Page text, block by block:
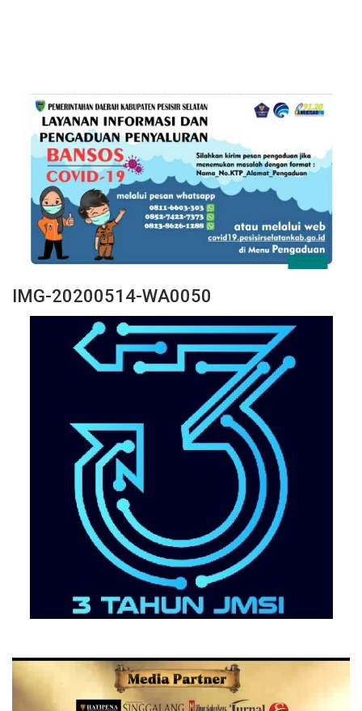
IMG-20200514-WA0050